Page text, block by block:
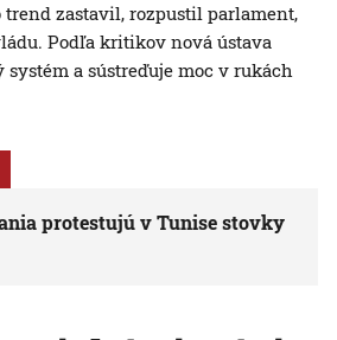
zastavil, rozpustil parlament,
Podľa kritikov nová ústava
systém a sústreďuje moc v rukách
protestujú v Tunise stovky